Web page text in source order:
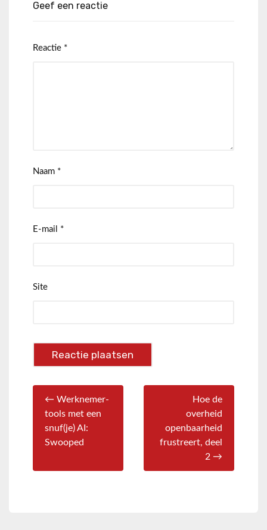
Geef een reactie
Reactie *
Naam *
E-mail *
Site
← Werknemer-
tools met een
snuf(je) AI:
Swooped
Hoe de
overheid
openbaarheid
frustreert, deel
2 →